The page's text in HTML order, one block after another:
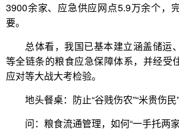
3900余家、应急供应网点5.9万余个，
要。
总体看，我国已基本建立涵盖储运
等全链条的粮食应急保障体系，并经受
应对等大战大考检验。
地头餐桌：防止“谷贱伤农”“米贵伤民”
问：粮食流通管理，如何“一手托两家